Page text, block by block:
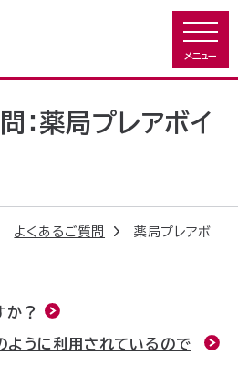
：薬局プレアボイ
よくあるご質問
薬局プレアボ
か？
ように利用されているので